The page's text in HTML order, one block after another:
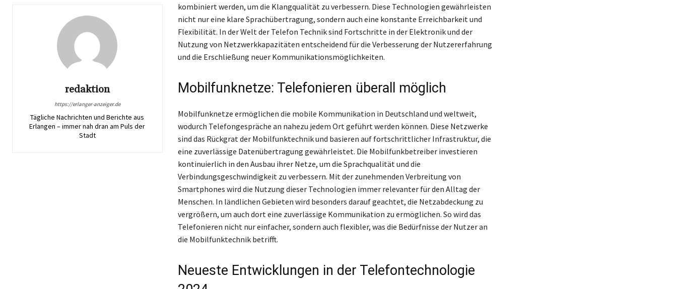
redaktion
https://erlanger-anzeiger.de
Tägliche Nachrichten und Berichte aus
Erlangen – immer nah dran am Puls der
Stadt
kombiniert werden, um die Klangqualität zu verbessern. Diese Technologien gewährleisten
nicht nur eine klare Sprachübertragung, sondern auch eine konstante Erreichbarkeit und
Flexibilität. In der Welt der Telefon Technik sind Fortschritte in der Elektronik und der
Nutzung von Netzwerkkapazitäten entscheidend für die Verbesserung der Nutzererfahrung
und die Erschließung neuer Kommunikationsmöglichkeiten.
Mobilfunknetze: Telefonieren überall möglich
Mobilfunknetze ermöglichen die mobile Kommunikation in Deutschland und weltweit,
wodurch Telefongespräche an nahezu jedem Ort geführt werden können. Diese Netzwerke
sind das Rückgrat der Mobilfunktechnik und basieren auf fortschrittlicher Infrastruktur, die
eine zuverlässige Datenübertragung gewährleistet. Die Mobilfunkbetreiber investieren
kontinuierlich in den Ausbau ihrer Netze, um die Sprachqualität und die
Verbindungsgeschwindigkeit zu verbessern. Mit der zunehmenden Verbreitung von
Smartphones wird die Nutzung dieser Technologien immer relevanter für den Alltag der
Menschen. In ländlichen Gebieten wird besonders darauf geachtet, die Netzabdeckung zu
vergrößern, um auch dort eine zuverlässige Kommunikation zu ermöglichen. So wird das
Telefonieren nicht nur einfacher, sondern auch flexibler, was die Bedürfnisse der Nutzer an
die Mobilfunktechnik betrifft.
Neueste Entwicklungen in der Telefontechnologie